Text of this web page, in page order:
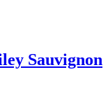
Sauvignon